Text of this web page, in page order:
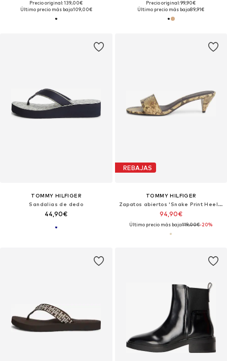
Precio original: 139,00€
Último precio más bajo:109,00€
Precio original: 99,90€
Último precio más bajo:89,91€
TOMMY HILFIGER
Sandalias de dedo
44,90€
REBAJAS
TOMMY HILFIGER
Zapatos abiertos 'Snake Print Heeled'
94,90€
Último precio más bajo:119,00€-20%